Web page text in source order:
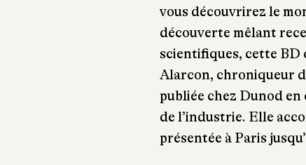
vous découvrirez le
découverte mêlant
scientifiques, cette BD
Alarcon, chroniqueur
publiée chez Dunod en
de l’industrie. Elle
présentée à Paris